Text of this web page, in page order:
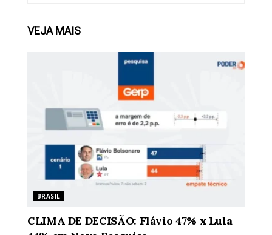
VEJAMAIS
BRASIL
CLIMA DE DECISÃO: Flávio 47% x Lula